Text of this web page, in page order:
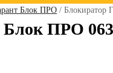
Блок ПРО / Блокиратор
ПРО